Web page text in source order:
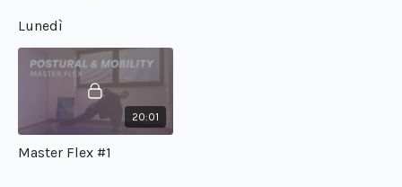
Lunedì
20:01
Master Flex #1